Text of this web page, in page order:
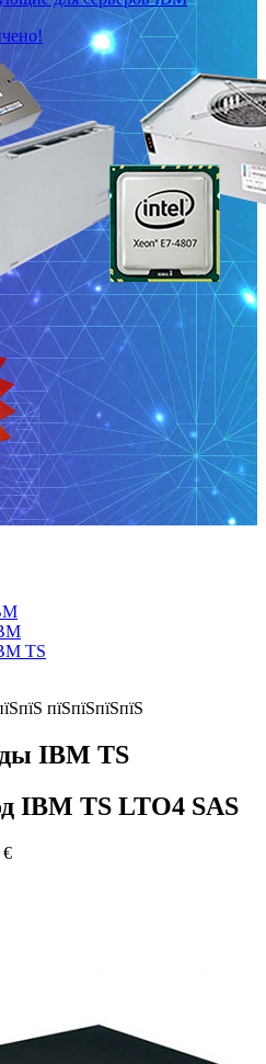
TS
IBM TS
IBM TS LTO4 SAS
€